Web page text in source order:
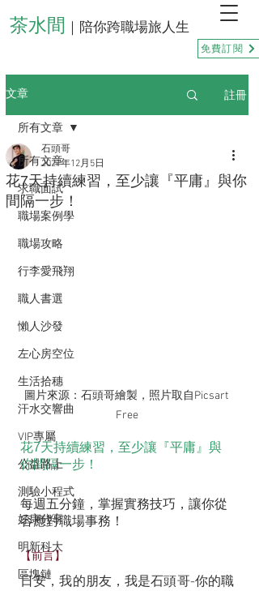
茶水間 ｜陪你跨職場旅人生
免費訂閱
文章 註冊
所有文章
求職面試
職場案例學
職場攻略
行李愛飛翔
職人書選
懶人沙發
左心房空位
生活拾穗
汗水交響曲
VIP專屬
公益路上
測驗小程式
好康分享
明新科大
區塊鏈
所有文章
花7天持續練習，至少讓『平庸』與你
間隔一步！
石頭哥
2021年12月5日
圖片來源：石頭哥繪製，照片取自Picsart
Free
花7天持續練習，至少讓『平庸』與
你間隔一步！
每週五分鐘，掌握實務技巧，讓你從
容應對職場事務！
【前言】
日安，我的朋友，我是石頭哥-你的職